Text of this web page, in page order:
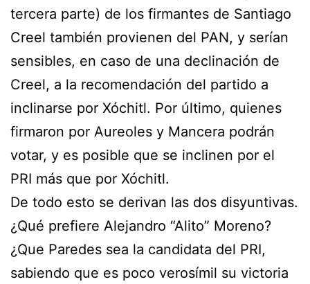
tercera parte) de los firmantes de Santiago
Creel también provienen del PAN, y serían
sensibles, en caso de una declinación de
Creel, a la recomendación del partido a
inclinarse por Xóchitl. Por último, quienes
firmaron por Aureoles y Mancera podrán
votar, y es posible que se inclinen por el
PRI más que por Xóchitl.
De todo esto se derivan las dos disyuntivas.
¿Qué prefiere Alejandro “Alito” Moreno?
¿Que Paredes sea la candidata del PRI,
sabiendo que es poco verosímil su victoria